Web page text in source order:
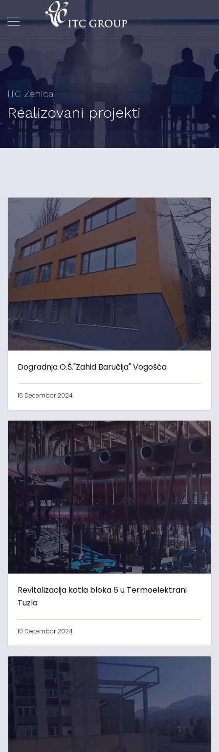
ITC Zenica
Realizovani projekti
Dogradnja O.Š."Zahid Baručija" Vogošća
16 Decembar 2024
Revitalizacija kotla bloka 6 u Termoelektrani
Tuzla
10 Decembar 2024